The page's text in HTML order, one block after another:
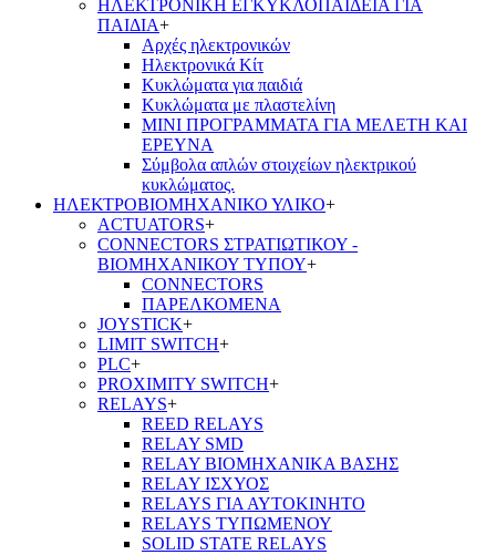
ΗΛΕΚΤΡΟΝΙΚΗ ΕΓΚΥΚΛΟΠΑΙΔΕΙΑ ΓΙΑ
ΠΑΙΔΙΑ+
Αρχές ηλεκτρονικών
Ηλεκτρονικά Κίτ
Κυκλώματα για παιδιά
Κυκλώματα με πλαστελίνη
ΜΙΝΙ ΠΡΟΓΡΑΜΜΑΤΑ ΓΙΑ ΜΕΛΕΤΗ ΚΑΙ
ΕΡΕΥΝΑ
Σύμβολα απλών στοιχείων ηλεκτρικού
κυκλώματος.
ΗΛΕΚΤΡΟΒΙΟΜΗΧΑΝΙΚΟ ΥΛΙΚΟ+
ACTUATORS+
CONNECTORS ΣΤΡΑΤΙΩΤΙΚΟΥ -
ΒΙΟΜΗΧΑΝΙΚΟΥ ΤΥΠΟΥ+
CONNECTORS
ΠΑΡΕΛΚΟΜΕΝΑ
JOYSTICK+
LIMIT SWITCH+
PLC+
PROXIMITY SWITCH+
RELAYS+
REED RELAYS
RELAY SMD
RELAY ΒΙΟΜΗΧΑΝΙΚΑ ΒΑΣΗΣ
RELAY ΙΣΧΥΟΣ
RELAYS ΓΙΑ ΑΥΤΟΚΙΝΗΤΟ
RELAYS ΤΥΠΩΜΕΝΟΥ
SOLID STATE RELAYS